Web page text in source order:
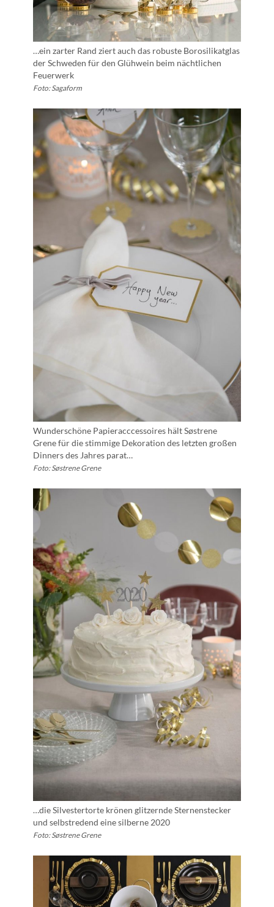
…ein zarter Rand ziert auch das robuste Borosilikatglas
der Schweden für den Glühwein beim nächtlichen
Feuerwerk
Foto: Sagaform
Wunderschöne Papieracccessoires hält Søstrene
Grene für die stimmige Dekoration des letzten großen
Dinners des Jahres parat…
Foto: Søstrene Grene
…die Silvestertorte krönen glitzernde Sternenstecker
und selbstredend eine silberne 2020
Foto: Søstrene Grene